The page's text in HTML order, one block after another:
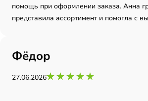
помощь при оформлении заказа. Анна
представила ассортимент и помогла с
Фёдор
27.06.2026